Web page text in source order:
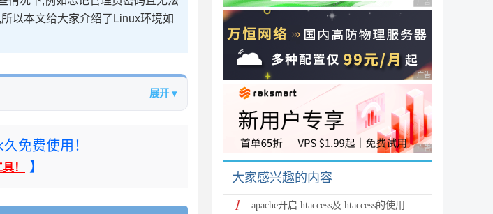
以本文给大家介绍了Linux环境如
展开 ▾
免费使用！
！ 】
广告 商业广告，理性
广告 商业广告，理性
广告 商业广告，理性
大家感兴趣的内容
1 apache开启.htaccess及.htaccess的使用